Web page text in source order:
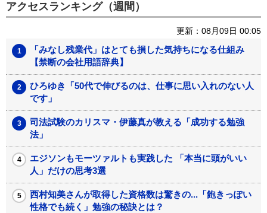
アクセスランキング（週間）
更新：08月09日 00:05
「みなし残業代」はとても損した気持ちになる仕組み
【禁断の会社用語辞典】
ひろゆき「50代で伸びるのは、仕事に思い入れのない人
です」
司法試験のカリスマ・伊藤真が教える「成功する勉強
法」
エジソンもモーツァルトも実践した 「本当に頭がいい
人」だけの思考3選
西村知美さんが取得した資格数は驚きの...「飽きっぽい
性格でも続く」勉強の秘訣とは？